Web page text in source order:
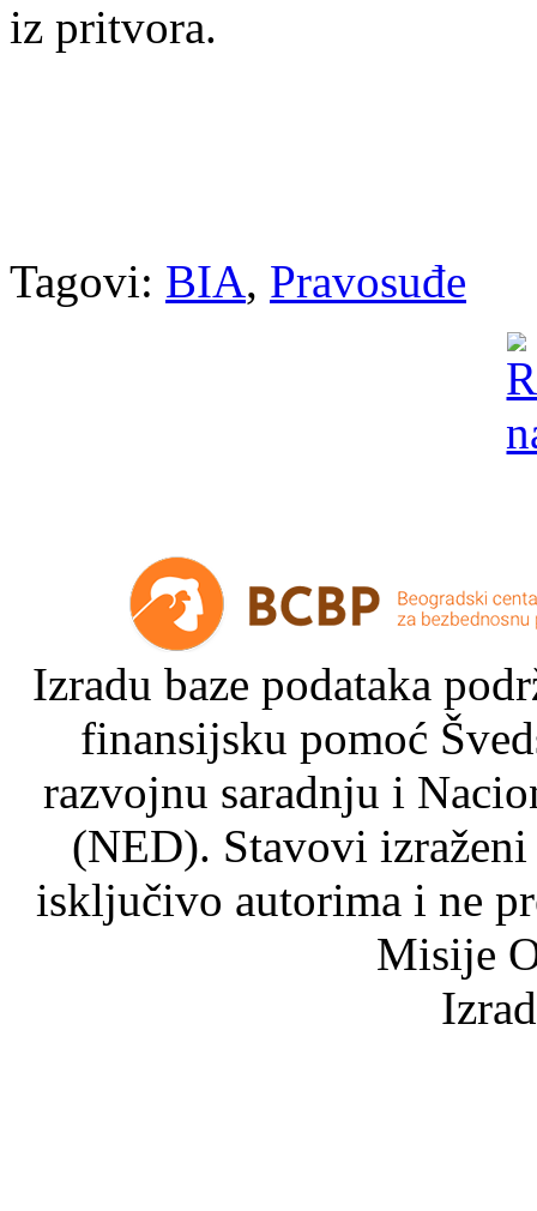
iz pritvora.
Tagovi: BIA, Pravosuđe
Izradu baze podataka
finansijsku pomoć
razvojnu saradnju i
(NED). Stavovi
isključivo autorima i ne
Misije